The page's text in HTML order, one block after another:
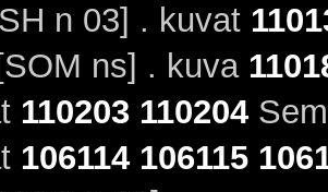
n 03] . kuvat
ns] . kuva
110203 110204
106114 106115